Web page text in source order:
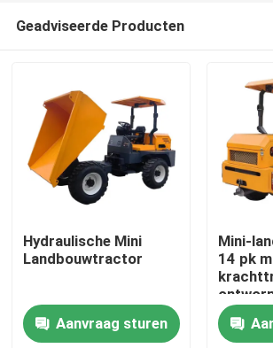
Thuis
Geadviseerde Producten
Hydraulische Mini
Landbouwtractor
Aanvraag sturen
Mini-
14 pk